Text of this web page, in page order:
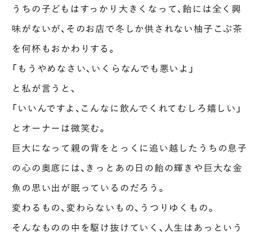
INTERVIEW
ファーストプレイスで、お茶を
COLUMN
COLOURS BY CHAGOCORO
うちの子どもはすっかり大きくなって、飴には全く興
味がないが、そのお店で冬しか供されない柚子こぶ茶
を何杯もおかわりする。
「もうやめなさい、いくらなんでも悪いよ」
と私が言うと、
「いいんですよ、こんなに飲んでくれてむしろ嬉しい」
とオーナーは微笑む。
巨大になって親の背をとっくに追い越したうちの息子
の心の奥底には、きっとあの日の飴の輝きや巨大な金
魚の思い出が眠っているのだろう。
変わるもの、変わらないもの、うつりゆくもの。
そんなものの中を駆け抜けていく、人生はあっという